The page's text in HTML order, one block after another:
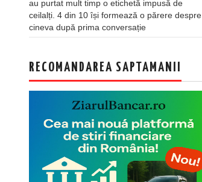
au purtat mult timp o etichetă impusă de
ceilalți. 4 din 10 își formează o părere despre
cineva după prima conversație
RECOMANDAREA SAPTAMANII